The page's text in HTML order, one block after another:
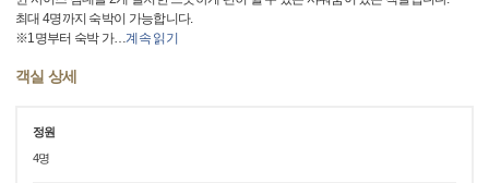
최대 4명까지 숙박이 가능합니다.
※1명부터 숙박 가…계속 읽기
객실 상세
정원
4명